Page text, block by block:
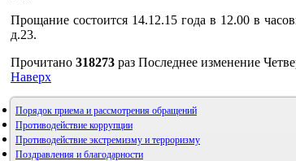
Прощание состоится 14.12.15 года в 12.00 в
д.23.
Прочитано 318273 раз Последнее изменение
Наверх
Порядок приема и рассмотрения обращений
Противодействие коррупции
Противодействие экстремизму и терроризму
Поздравления и благодарности